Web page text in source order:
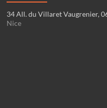
34 All. du Villaret Vaugrenier,
Nice